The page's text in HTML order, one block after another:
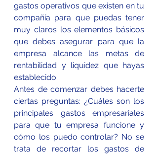
gastos operativos que existen en tu
compañía para que puedas tener
muy claros los elementos básicos
que debes asegurar para que la
empresa alcance las metas de
rentabilidad y liquidez que hayas
establecido.
Antes de comenzar debes hacerte
ciertas preguntas: ¿Cuáles son los
principales gastos empresariales
para que tu empresa funcione y
cómo los puedo controlar? No se
trata de recortar los gastos de